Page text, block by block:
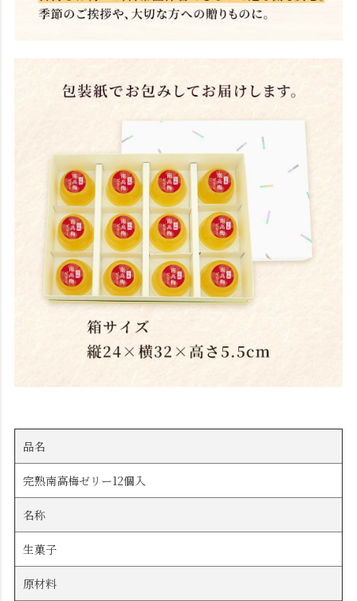
品名
完熟南高梅ゼリー12個入
名称
生菓子
原材料